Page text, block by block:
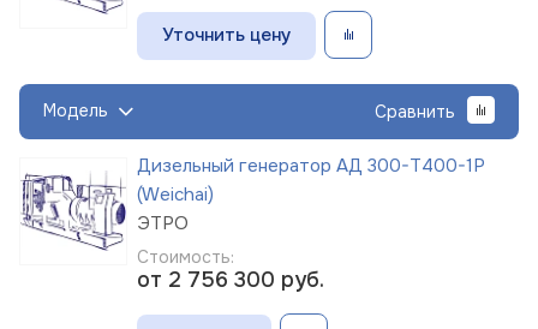
Уточнить цену
Модель Сравнить
Дизельный генератор АД 300-Т400-1Р
(Weichai)
ЭТРО
Стоимость:
от 2 756 300 руб.